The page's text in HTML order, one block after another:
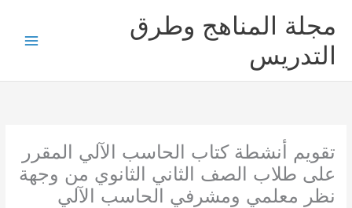
المحتوى
مجلة المناهج وطرق
التدريس
تقويم أنشطة كتاب الحاسب الآلي المقرر
على طلاب الصف الثاني الثانوي من وجهة
نظر معلمي ومشرفي الحاسب الآلي